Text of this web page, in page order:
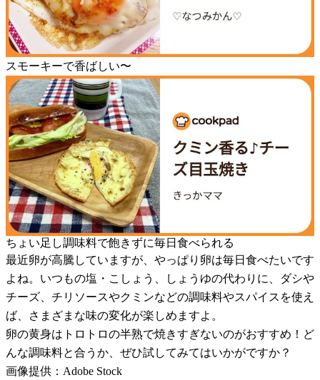
スモーキーで香ばしい〜
ちょい足し調味料で飽きずに毎日食べられる
最近卵が高騰していますが、やっぱり卵は毎日食べたいです
よね。いつもの塩・こしょう、しょうゆの代わりに、ダシや
チーズ、チリソースやクミンなどの調味料やスパイスを使え
ば、さまざまな味の変化が楽しめますよ。
卵の黄身はトロトロの半熟で焼きすぎないのがおすすめ！ど
んな調味料と合うか、ぜひ試してみてはいかがですか？
画像提供：Adobe Stock